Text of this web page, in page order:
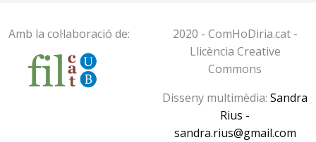
Amb la col·laboració de:
2020 - ComHoDiria.cat -
Llicència Creative
Commons
Disseny multimèdia: Sandra
Rius -
sandra.rius@gmail.com